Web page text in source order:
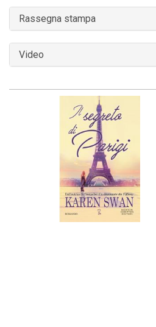
Rassegna stampa
Video